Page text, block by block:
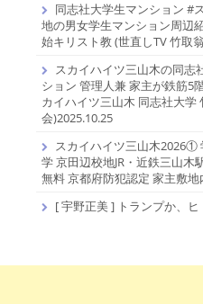
同志社大学生マンション #
地の男女学生マンション周辺
始キリスト教 (世直しTV 竹取
スカイハイツ三山木の同志
ション 管理人兼 家主が鉄筋5
カイハイツ三山木 同志社大
会)2025.10.25
スカイハイツ三山木2026①
学 京田辺校地JR・近鉄三山木
無料 京都府防犯認定 家主敷
[ 宇野正美 ] トランプか、